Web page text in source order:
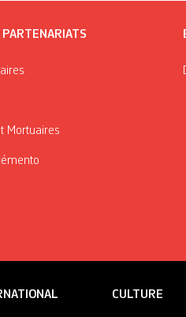
Mortuaires
CULTURE